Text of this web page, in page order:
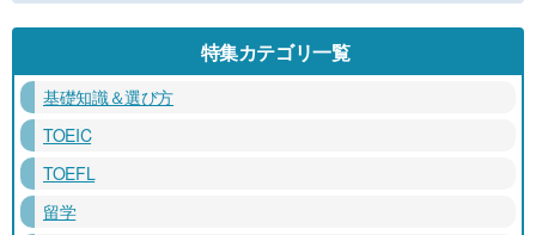
特集カテゴリ一覧
基礎知識＆選び方
TOEIC
TOEFL
留学